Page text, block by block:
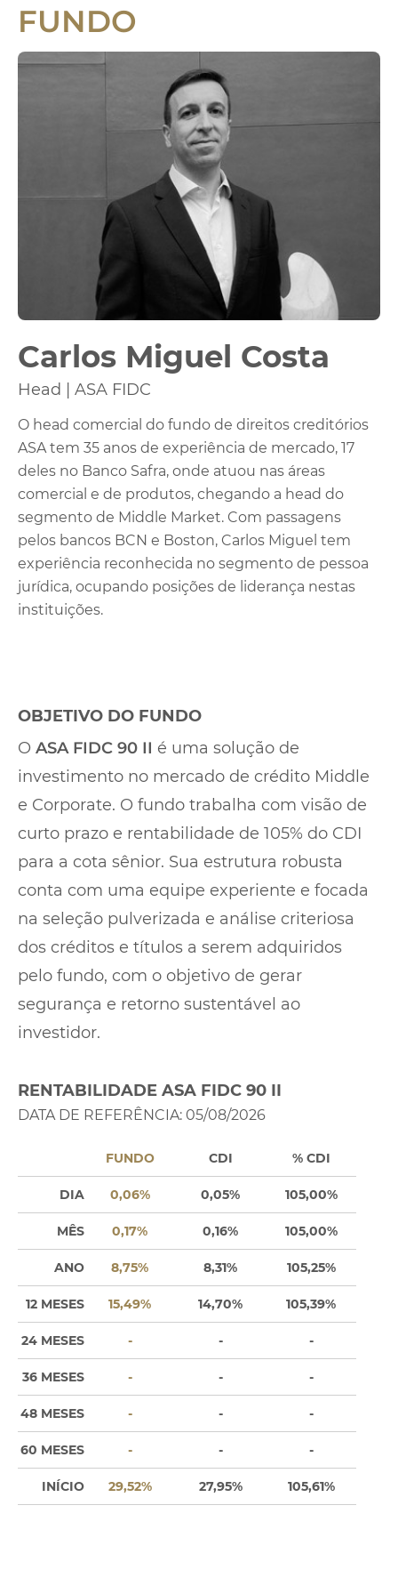
FUNDO
Carlos Miguel Costa
Head | ASA FIDC
O head comercial do fundo de direitos creditórios
ASA tem 35 anos de experiência de mercado, 17
deles no Banco Safra, onde atuou nas áreas
comercial e de produtos, chegando a head do
segmento de Middle Market. Com passagens
pelos bancos BCN e Boston, Carlos Miguel tem
experiência reconhecida no segmento de pessoa
jurídica, ocupando posições de liderança nestas
instituições.
OBJETIVO DO FUNDO
O ASA FIDC 90 II é uma solução de
investimento no mercado de crédito Middle
e Corporate. O fundo trabalha com visão de
curto prazo e rentabilidade de 105% do CDI
para a cota sênior. Sua estrutura robusta
conta com uma equipe experiente e focada
na seleção pulverizada e análise criteriosa
dos créditos e títulos a serem adquiridos
pelo fundo, com o objetivo de gerar
segurança e retorno sustentável ao
investidor.
RENTABILIDADE ASA FIDC 90 II
DATA DE REFERÊNCIA: 05/08/2026
FUNDO CDI % CDI
DIA 0,06% 0,05% 105,00%
MÊS 0,17% 0,16% 105,00%
ANO 8,75% 8,31% 105,25%
12 MESES 15,49% 14,70% 105,39%
24 MESES - - -
36 MESES - - -
48 MESES - - -
60 MESES - - -
INÍCIO 29,52% 27,95% 105,61%